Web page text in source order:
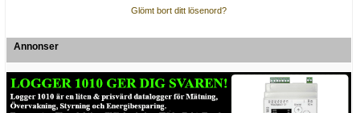
Glömt bort ditt lösenord?
Annonser